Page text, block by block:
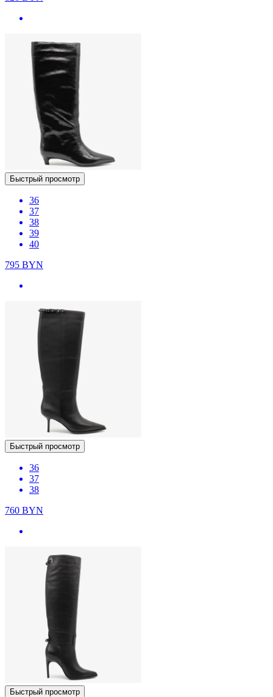
Быстрый просмотр
36
37
38
39
40
795 BYN
Быстрый просмотр
36
37
38
760 BYN
Быстрый просмотр